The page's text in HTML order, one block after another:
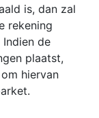
is, dan zal
rekening
de
plaatst,
hiervan